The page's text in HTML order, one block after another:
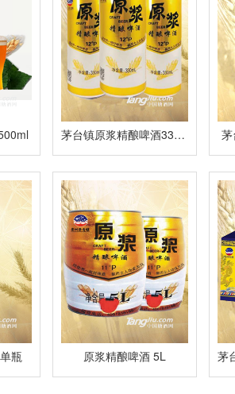
茅台镇原浆精酿啤酒330ml
瓶 原浆精酿啤酒 5L